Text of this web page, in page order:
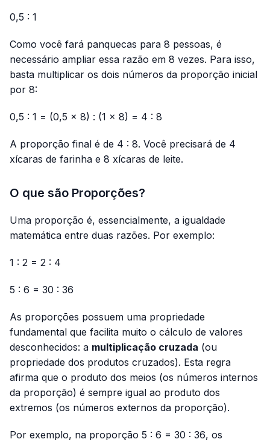
0,5 : 1
Como você fará panquecas para 8 pessoas, é
necessário ampliar essa razão em 8 vezes. Para isso,
basta multiplicar os dois números da proporção inicial
por 8:
0,5 : 1 = (0,5 × 8) : (1 × 8) = 4 : 8
A proporção final é de 4 : 8. Você precisará de 4
xícaras de farinha e 8 xícaras de leite.
O que são Proporções?
Uma proporção é, essencialmente, a igualdade
matemática entre duas razões. Por exemplo:
1 : 2 = 2 : 4
5 : 6 = 30 : 36
As proporções possuem uma propriedade
fundamental que facilita muito o cálculo de valores
desconhecidos: a multiplicação cruzada (ou
propriedade dos produtos cruzados). Esta regra
afirma que o produto dos meios (os números internos
da proporção) é sempre igual ao produto dos
extremos (os números externos da proporção).
Por exemplo, na proporção 5 : 6 = 30 : 36, os